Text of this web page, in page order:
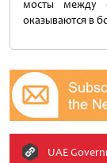
мосты между
оказываются в
UAE